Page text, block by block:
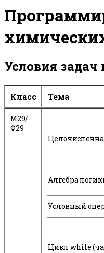
Условия
Класс Тема
М29/
Ф29
Алгебра
Условный
Цикл while